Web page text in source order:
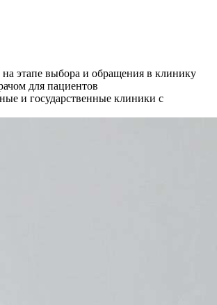
этапе выбора и обращения в клинику
для пациентов
и государственные клиники с